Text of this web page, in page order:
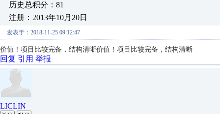
历史总积分：81
注册：2013年10月20日
发表于：2018-11-25 09:12:47
价值！项目比较完备，结构清晰价值！项目比较完备，结构清晰
回复 引用 举报
LICLIN